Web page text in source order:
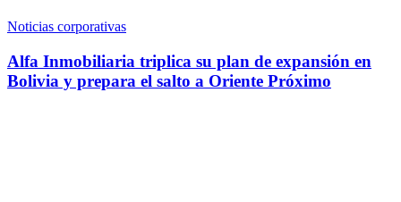
Noticias corporativas
Alfa Inmobiliaria triplica su plan de expansión en
Bolivia y prepara el salto a Oriente Próximo